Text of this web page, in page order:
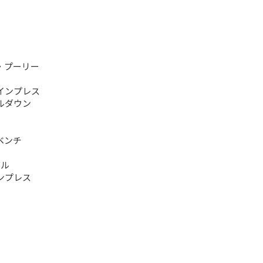
プーリー
ンプレス
ダウン
ンチ
プレス